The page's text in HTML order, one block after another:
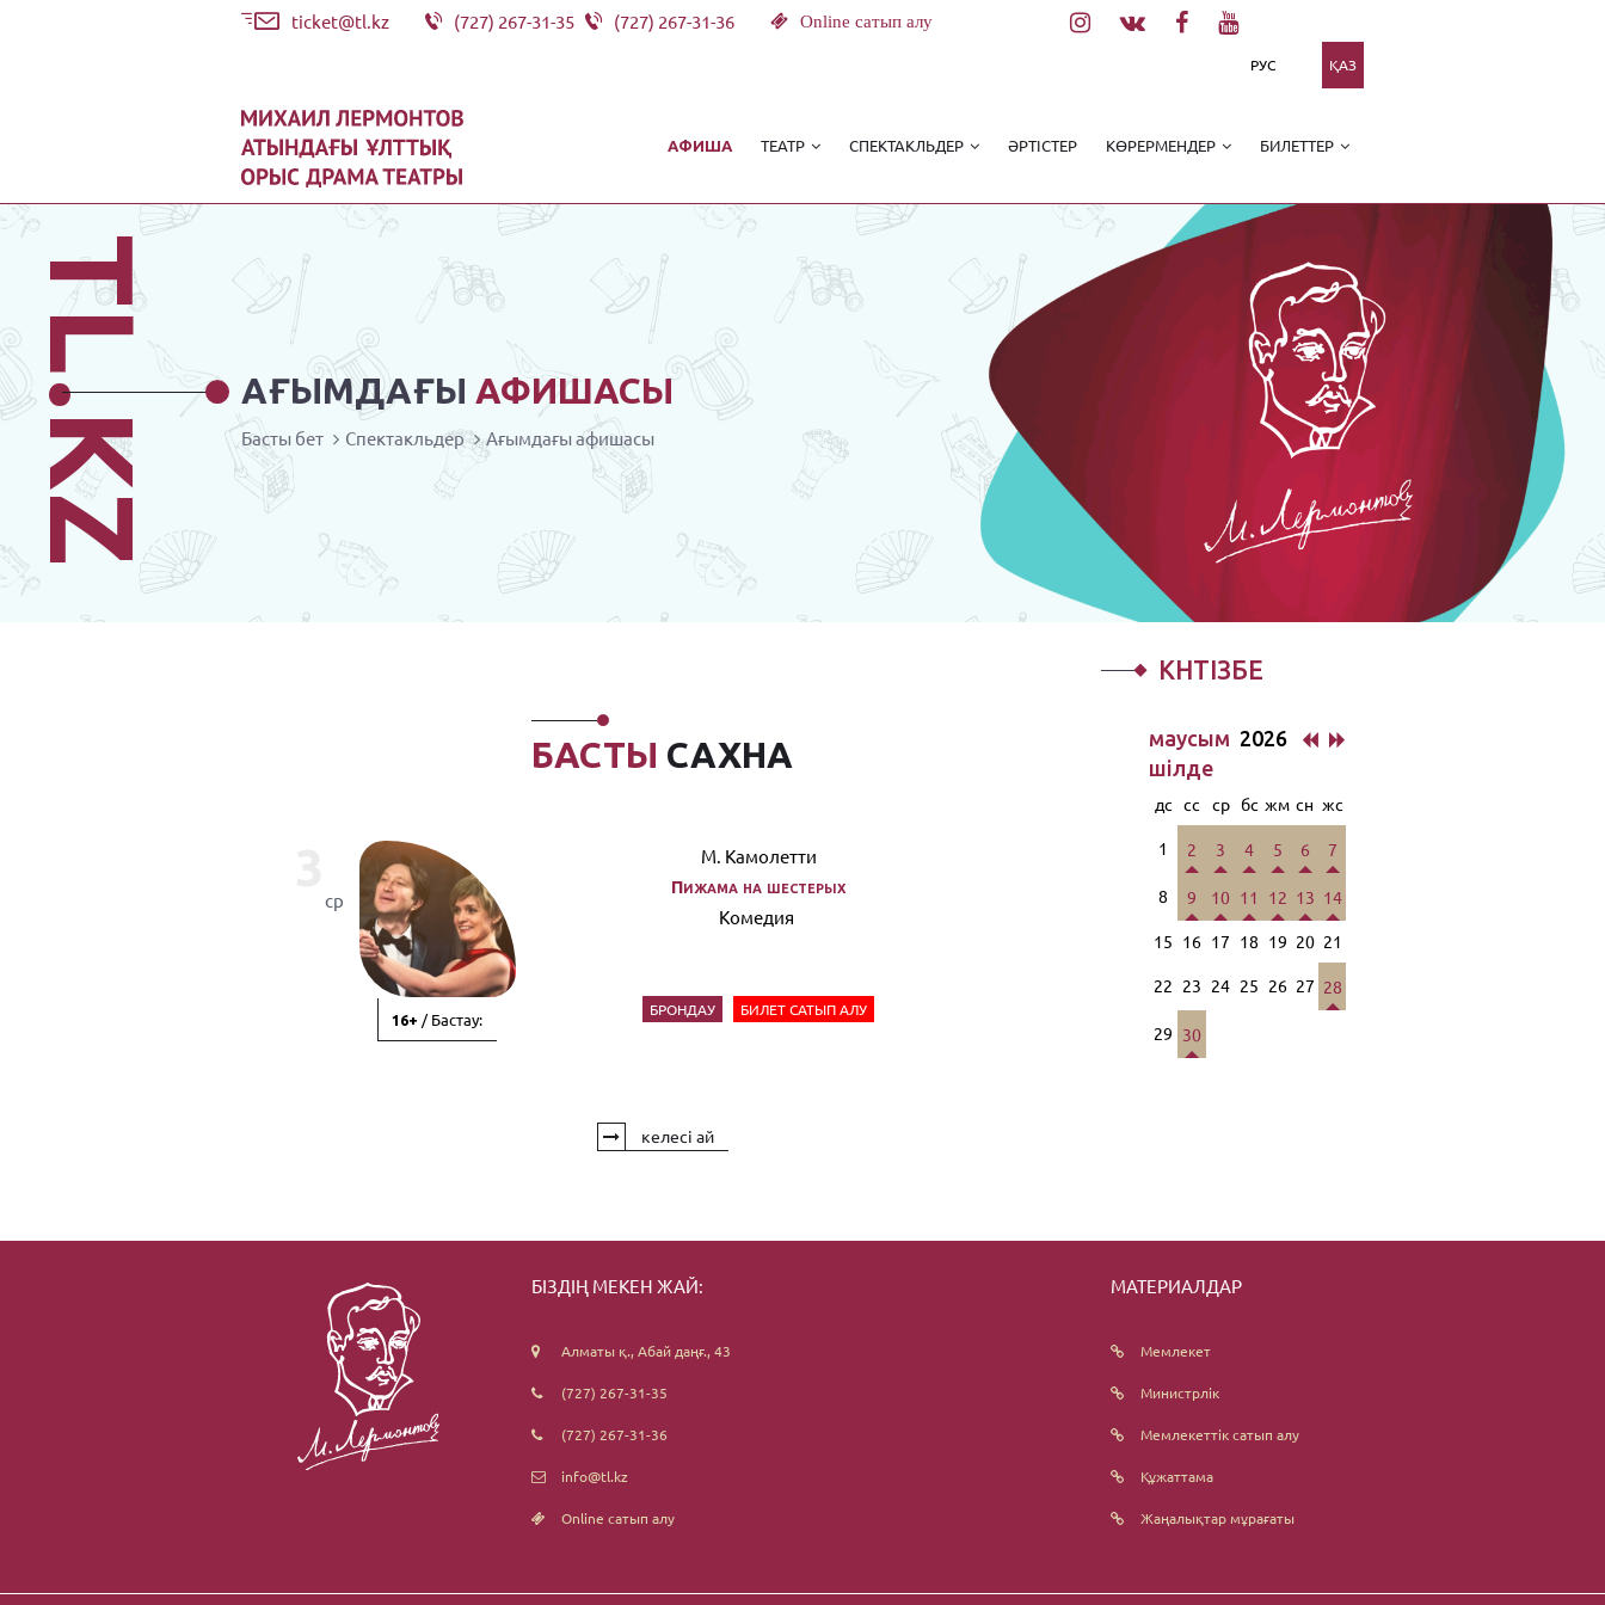
ticket@tl.kz (727) 267-31-35 (727) 267-31-36 Online сатып алу
РУС ҚАЗ
АФИША ТЕАТР СПЕКТАКЛЬДЕР ӘРТІСТЕР КӨРЕРМЕНДЕР БИЛЕТТЕР
АҒЫМДАҒЫ АФИШАСЫ
TL.KZ Басты бет Спектакльдер Ағымдағы афишасы
БАСТЫ САХНА
ср
16+ / Бастау:
М. Камолетти
Пижама на шестерых
Комедия
БРОНДАУ БИЛЕТ САТЫП АЛУ
келесі ай
КҮНТІЗБЕ
маусым 2026
шiлде
дс сс ср бс жм сн жс
1 2 3 4 5 6 7
8 9 10 11 12 13 14
15 16 17 18 19 20 21
22 23 24 25 26 27 28
29 30
БІЗДІҢ МЕКЕН ЖАЙ:
Алматы қ., Абай даңғ., 43
(727) 267-31-35
(727) 267-31-36
info@tl.kz
Online сатып алу
МАТЕРИАЛДАР
Мемлекет
Министрлік
Мемлекеттік сатып алу
Құжаттама
Жаңалықтар мұрағаты